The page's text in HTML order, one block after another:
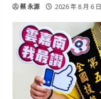
蔡 永源 2026 年 8 月 6 日